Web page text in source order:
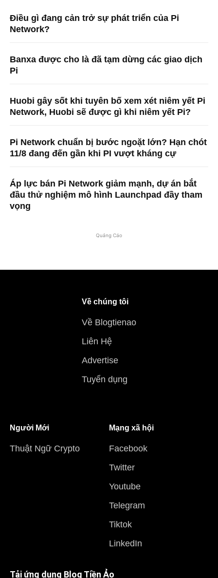
Điều gì đang cản trở sự phát triển của Pi
Network?
Banxa được cho là đã tạm dừng các giao dịch
Pi
Huobi gây sốt khi tuyên bố xem xét niêm yết Pi
Network, Huobi sẽ được gì khi niêm yết Pi?
Pi Network chuẩn bị bước ngoặt lớn? Hạn chót
11/8 đang đến gần khi PI vượt kháng cự
Áp lực bán Pi Network giảm mạnh, dự án bắt
đầu thử nghiệm mô hình Launchpad đầy tham
vọng
Quảng Cáo
Về chúng tôi
Về Blogtienao
Liên Hệ
Advertise
Tuyển dụng
Người Mới
Thuật Ngữ Crypto
Mạng xã hội
Facebook
Twitter
Youtube
Telegram
Tiktok
LinkedIn
Tải ứng dụng Blog Tiền Ảo